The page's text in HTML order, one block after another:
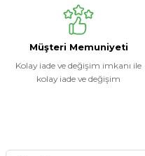
Müşteri Memuniyeti
Kolay iade ve değişim imkanı ile
kolay iade ve değişim